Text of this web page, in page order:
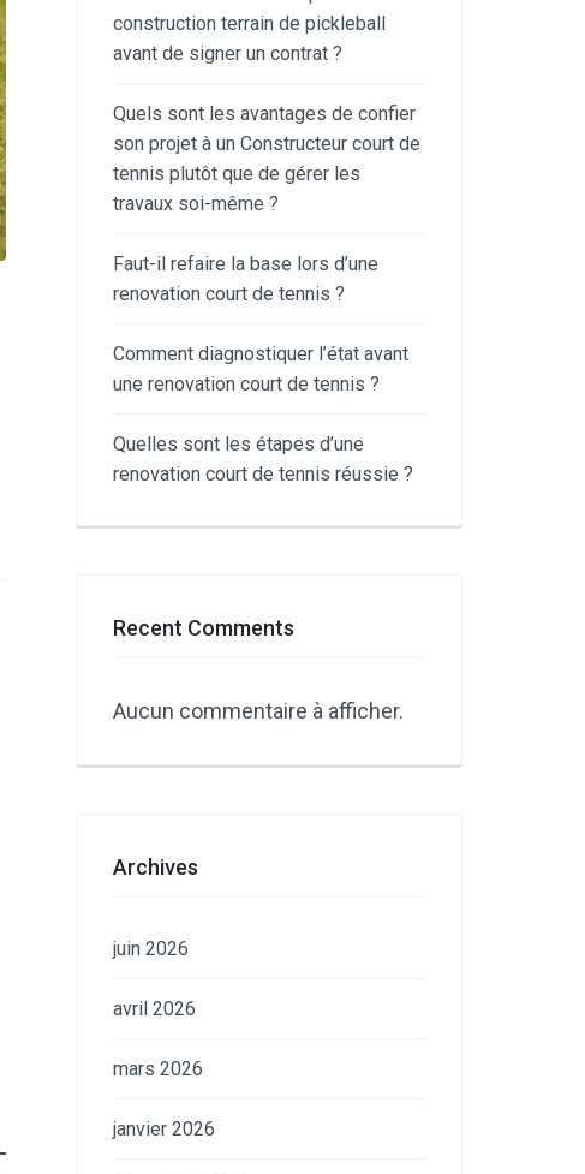
construction terrain de pickleball
avant de signer un contrat ?
Quels sont les avantages de confier
son projet à un Constructeur court de
tennis plutôt que de gérer les
travaux soi-même ?
Faut-il refaire la base lors d’une
renovation court de tennis ?
Comment diagnostiquer l’état avant
une renovation court de tennis ?
Quelles sont les étapes d’une
renovation court de tennis réussie ?
Recent Comments
Aucun commentaire à afficher.
Archives
juin 2026
avril 2026
mars 2026
janvier 2026